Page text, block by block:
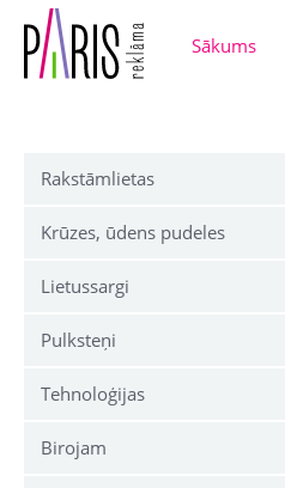
Sākums
Rakstāmlietas
Krūzes, ūdens pudeles
Lietussargi
Pulksteņi
Tehnoloģijas
Birojam